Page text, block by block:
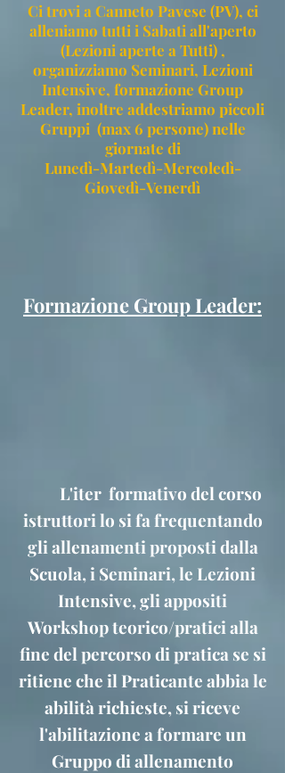
Ci trovi a Canneto Pavese (PV), ci
alleniamo tutti i Sabati all'aperto
(Lezioni aperte a Tutti) ,
organizziamo Seminari, Lezioni
Intensive, formazione Group
Leader, inoltre addestriamo piccoli
Gruppi (max 6 persone) nelle
giornate di
Lunedì-Martedì-Mercoledì-
Giovedì-Venerdì
Formazione Group Leader:
L'iter formativo del corso
istruttori lo si fa frequentando
gli allenamenti proposti dalla
Scuola, i Seminari, le Lezioni
Intensive, gli appositi
Workshop teorico/pratici alla
fine del percorso di pratica se si
ritiene che il Praticante abbia le
abilità richieste, si riceve
l'abilitazione a formare un
Gruppo di allenamento